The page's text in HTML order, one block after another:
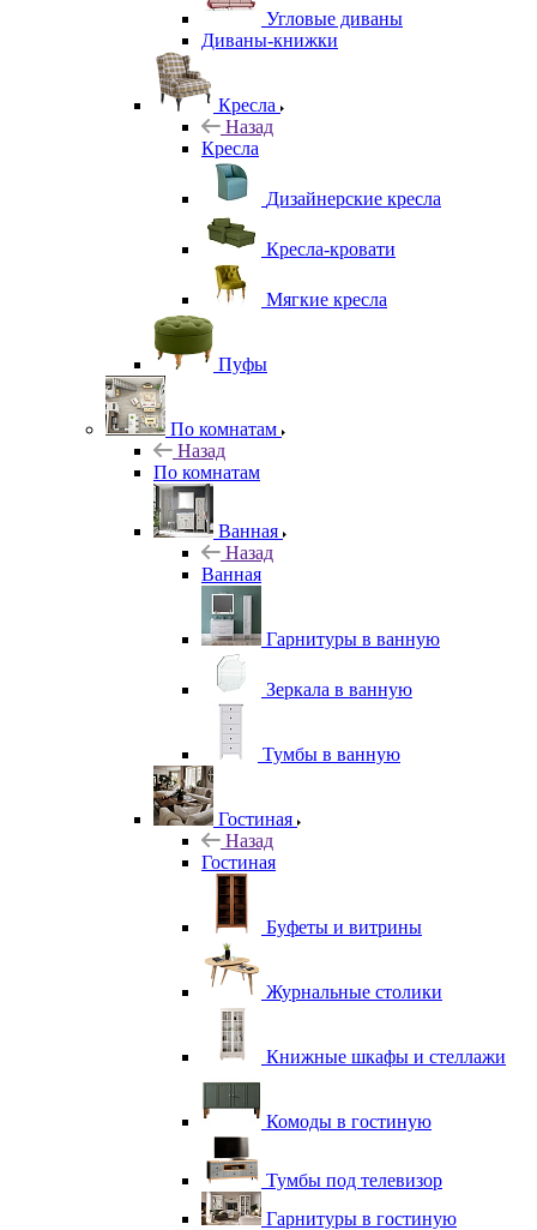
Угловые диваны
Диваны-книжки
Кресла
Назад
Кресла
Дизайнерские кресла
Кресла-кровати
Мягкие кресла
Пуфы
По комнатам
Назад
По комнатам
Ванная
Назад
Ванная
Гарнитуры в ванную
Зеркала в ванную
Тумбы в ванную
Гостиная
Назад
Гостиная
Буфеты и витрины
Журнальные столики
Книжные шкафы и стеллажи
Комоды в гостиную
Тумбы под телевизор
Гарнитуры в гостиную